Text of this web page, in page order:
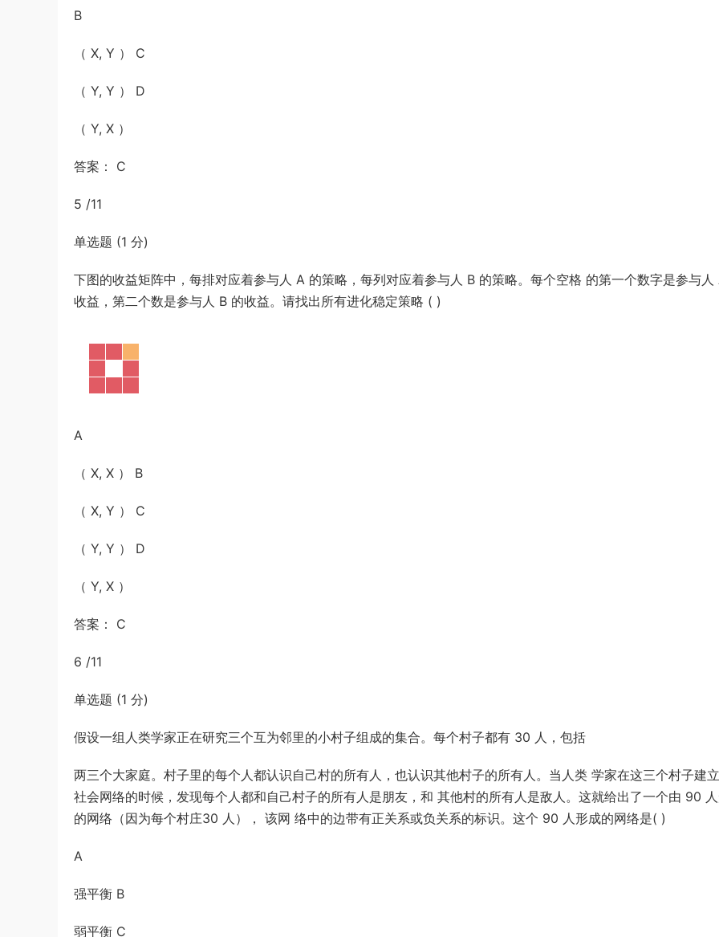
B
（ X, Y ） C
（ Y, Y ） D
（ Y, X ）
答案： C
5 /11
单选题 (1 分)
下图的收益矩阵中，每排对应着参与人 A 的策略，每列对应着参与人 B 的策略。每个空格 的第一个数字是参与人
收益，第二个数是参与人 B 的收益。请找出所有进化稳定策略 ( )
A
（ X, X ） B
（ X, Y ） C
（ Y, Y ） D
（ Y, X ）
答案： C
6 /11
单选题 (1 分)
假设一组人类学家正在研究三个互为邻里的小村子组成的集合。每个村子都有 30 人，包括
两三个大家庭。村子里的每个人都认识自己村的所有人，也认识其他村子的所有人。当人类 学家在这三个村子建
社会网络的时候，发现每个人都和自己村子的所有人是朋友，和 其他村的所有人是敌人。这就给出了一个由 90
的网络（因为每个村庄30 人）， 该网 络中的边带有正关系或负关系的标识。这个 90 人形成的网络是( )
A
强平衡 B
弱平衡 C